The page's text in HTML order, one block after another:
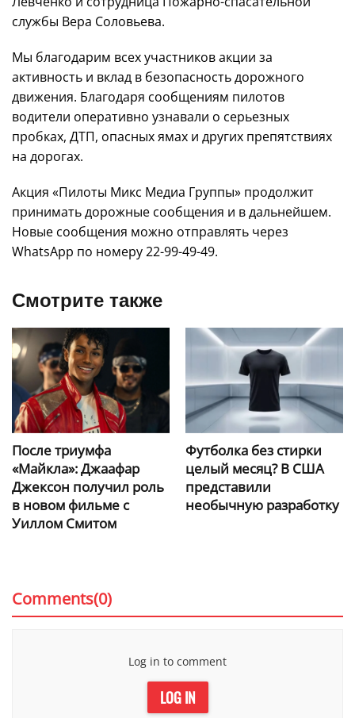
службы Вера Соловьева.
Мы благодарим всех участников акции за
активность и вклад в безопасность дорожного
движения. Благодаря сообщениям пилотов
водители оперативно узнавали о серьезных
пробках, ДТП, опасных ямах и других препятствиях
на дорогах.
Акция «Пилоты Микс Медиа Группы» продолжит
принимать дорожные сообщения и в дальнейшем.
Новые сообщения можно отправлять через
WhatsApp по номеру 22-99-49-49.
Смотрите также
После триумфа
«Майкла»: Джаафар
Джексон получил роль
в новом фильме с
Уиллом Смитом
Футболка без стирки
целый месяц? В США
представили
необычную разработку
Comments(0)
Log in to comment
LOG IN